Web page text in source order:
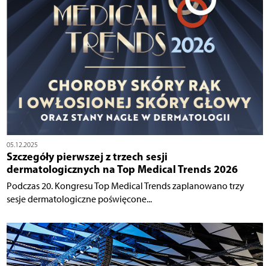
05.12.2025
Szczegóły pierwszej z trzech sesji
dermatologicznych na Top Medical Trends 2026
Podczas 20. Kongresu Top Medical Trends zaplanowano trzy
sesje dermatologiczne poświęcone...